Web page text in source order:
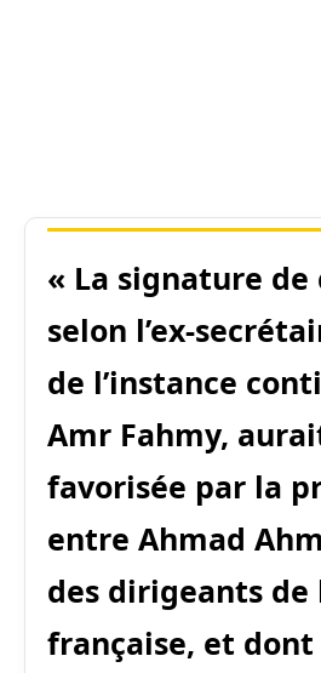
« La signature
selon l’ex-
de l’instance
Amr Fahmy,
favorisée par la
entre Ahmad
des dirigeants de
française, et